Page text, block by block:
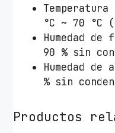
°C ~ 70 °C
Humedad
90 % sin
Humedad de
% sin
Productos